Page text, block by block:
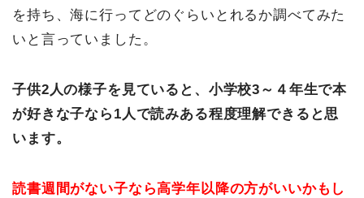
を持ち、海に行ってどのぐらいとれるか調べてみた
いと言っていました。
子供2人の様子を見ていると、小学校3～４年生で本
が好きな子なら1人で読みある程度理解できると思
います。
読書週間がない子なら高学年以降の方がいいかもし